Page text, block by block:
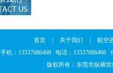
首页 关于我们
航空
手机：13537686468 电话：13537686468
版权所有：东莞市纵横